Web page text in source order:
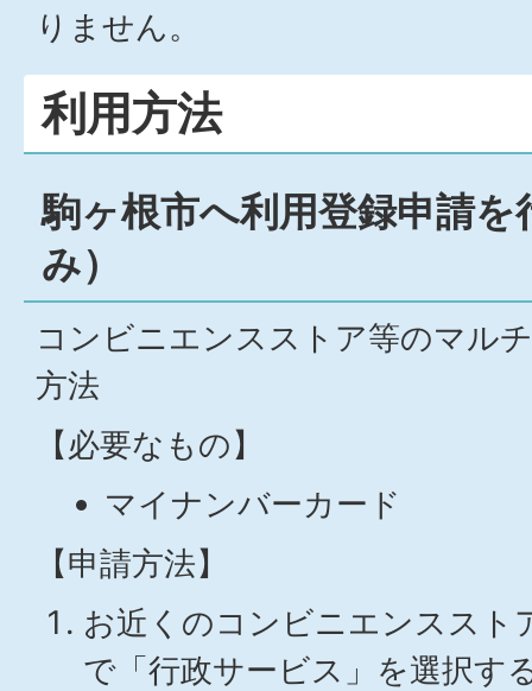
りません。
利用方法
駒ヶ根市へ利用登録申請を
み）
コンビニエンスストア等のマル
方法
【必要なもの】
マイナンバーカード
【申請方法】
お近くのコンビニエンススト
で「行政サービス」を選択す